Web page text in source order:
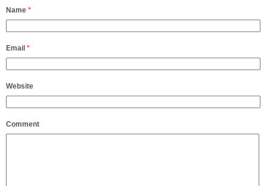
Name *
Email *
Website
Comment